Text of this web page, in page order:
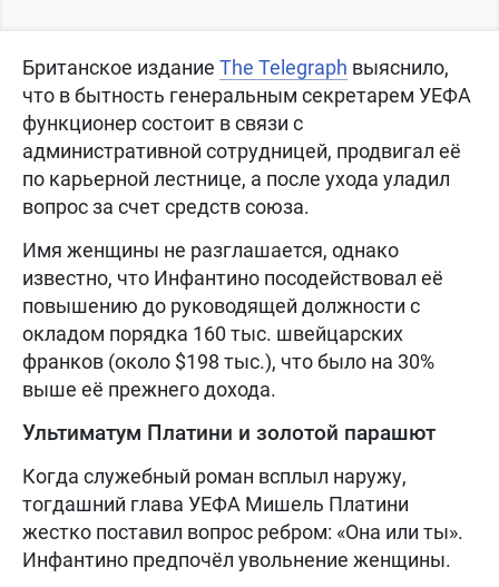
Британское издание The Telegraph выяснило,
что в бытность генеральным секретарем УЕФА
функционер состоит в связи с
административной сотрудницей, продвигал её
по карьерной лестнице, а после ухода уладил
вопрос за счет средств союза.
Имя женщины не разглашается, однако
известно, что Инфантино посодействовал её
повышению до руководящей должности с
окладом порядка 160 тыс. швейцарских
франков (около $198 тыс.), что было на 30%
выше её прежнего дохода.
Ультиматум Платини и золотой парашют
Когда служебный роман всплыл наружу,
тогдашний глава УЕФА Мишель Платини
жестко поставил вопрос ребром: «Она или ты».
Инфантино предпочёл увольнение женщины.